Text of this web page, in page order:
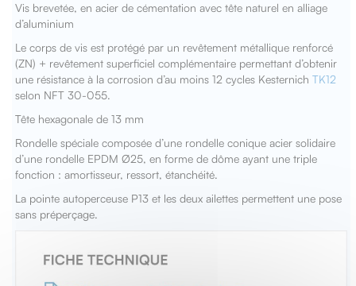
Vis brevetée, en acier de cémentation avec tête naturel en alliage
d’aluminium
Le corps de vis est protégé par un revêtement métallique renforcé
(ZN) + revêtement superficiel complémentaire permettant d’obtenir
une résistance à la corrosion d’au moins 12 cycles KesternichTK12
selon NFT 30-055.
Tête hexagonale de 13 mm
Rondelle spéciale composée d’une rondelle conique acier solidaire
d’une rondelle EPDM Ø25, en forme de dôme ayant une triple
fonction : amortisseur, ressort, étanchéité.
La pointe autoperceuse P13 et les deux ailettes permettent une pose
sans préperçage.